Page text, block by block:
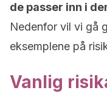
de passer inn i
Nedenfor vil vi gå
eksemplene på
Vanlig